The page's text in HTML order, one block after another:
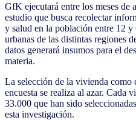
GfK ejecutará entre los meses de
estudio que busca recolectar
y salud en la población entre 12 y
urbanas de las distintas regiones
datos generará insumos para el
materia.
La selección de la vivienda como
encuesta se realiza al azar. Cada
33.000 que han sido
esta investigación.